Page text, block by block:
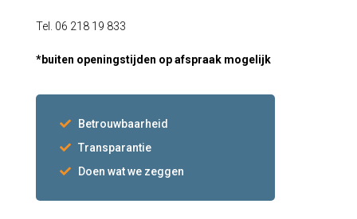
Tel. 06 218 19 833
*buiten openingstijden op afspraak mogelijk
Betrouwbaarheid
Transparantie
Doen wat we zeggen